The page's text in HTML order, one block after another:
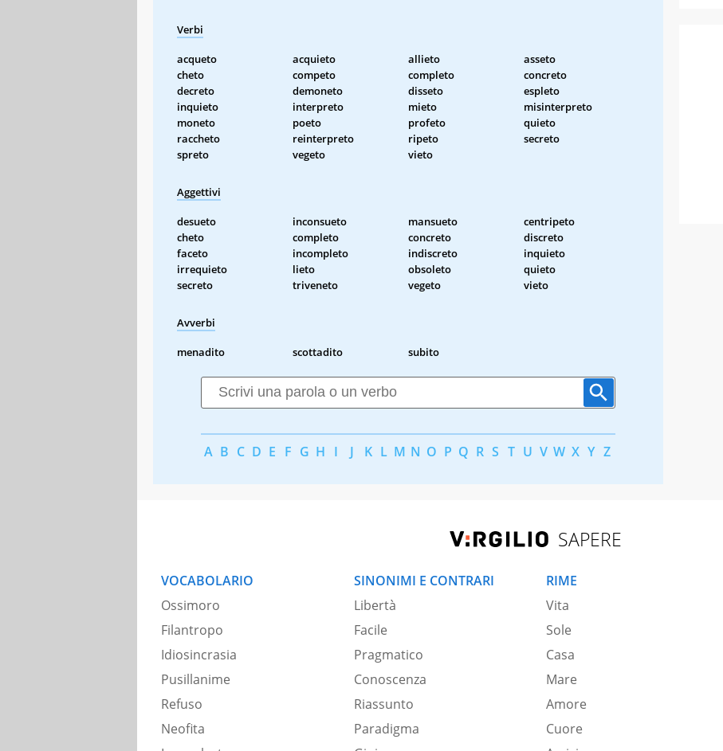
Verbi
acqueto acquieto allieto
asseto
cheto
competo completo
concreto
decreto
demoneto disseto
espleto
inquieto
interpreto mieto
misinterpreto
moneto
poeto profeto
quieto
raccheto
reinterpreto ripeto
secreto
spreto
vegeto vieto
Aggettivi
desueto inconsueto mansueto
centripeto
cheto
completo concreto
discreto
faceto
incompleto indiscreto
inquieto
irrequieto
lieto obsoleto
quieto
secreto
triveneto vegeto vieto
Avverbi
menadito scottadito subito
A B C D E F G H I J K L M N O P Q R S T U V W X Y Z
SAPERE
VOCABOLARIO
Ossimoro
Filantropo
Idiosincrasia
Pusillanime
Refuso
Neofita
SINONIMI E CONTRARI
Libertà
Facile
Pragmatico
Conoscenza
Riassunto
Paradigma
RIME
Vita
Sole
Casa
Mare
Amore
Cuore